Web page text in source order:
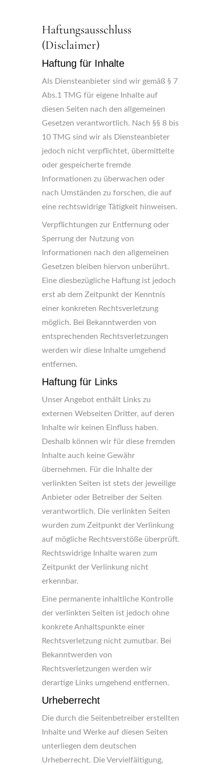
Haftungsausschluss
(Disclaimer)
Haftung für Inhalte
Als Diensteanbieter sind wir gemäß § 7
Abs.1 TMG für eigene Inhalte auf
diesen Seiten nach den allgemeinen
Gesetzen verantwortlich. Nach §§ 8 bis
10 TMG sind wir als Diensteanbieter
jedoch nicht verpflichtet, übermittelte
oder gespeicherte fremde
Informationen zu überwachen oder
nach Umständen zu forschen, die auf
eine rechtswidrige Tätigkeit hinweisen.
Verpflichtungen zur Entfernung oder
Sperrung der Nutzung von
Informationen nach den allgemeinen
Gesetzen bleiben hiervon unberührt.
Eine diesbezügliche Haftung ist jedoch
erst ab dem Zeitpunkt der Kenntnis
einer konkreten Rechtsverletzung
möglich. Bei Bekanntwerden von
entsprechenden Rechtsverletzungen
werden wir diese Inhalte umgehend
entfernen.
Haftung für Links
Unser Angebot enthält Links zu
externen Webseiten Dritter, auf deren
Inhalte wir keinen Einfluss haben.
Deshalb können wir für diese fremden
Inhalte auch keine Gewähr
übernehmen. Für die Inhalte der
verlinkten Seiten ist stets der jeweilige
Anbieter oder Betreiber der Seiten
verantwortlich. Die verlinkten Seiten
wurden zum Zeitpunkt der Verlinkung
auf mögliche Rechtsverstöße überprüft.
Rechtswidrige Inhalte waren zum
Zeitpunkt der Verlinkung nicht
erkennbar.
Eine permanente inhaltliche Kontrolle
der verlinkten Seiten ist jedoch ohne
konkrete Anhaltspunkte einer
Rechtsverletzung nicht zumutbar. Bei
Bekanntwerden von
Rechtsverletzungen werden wir
derartige Links umgehend entfernen.
Urheberrecht
Die durch die Seitenbetreiber erstellten
Inhalte und Werke auf diesen Seiten
unterliegen dem deutschen
Urheberrecht. Die Vervielfältigung,